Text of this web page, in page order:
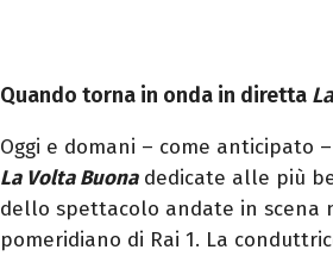
Quando torna in onda in diretta
Oggi e domani – come anticipato
La Volta Buonadedicate alle più
dello spettacolo andate in scena
pomeridiano di Rai 1. La